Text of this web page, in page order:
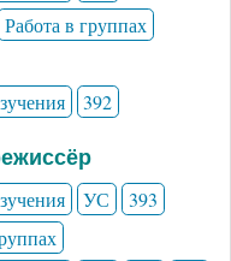
Работа в группах
392
УС
393